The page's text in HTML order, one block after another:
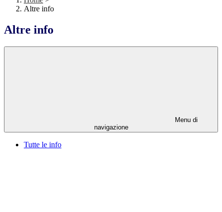
Altre info
Altre info
Menu di
navigazione
Tutte le info